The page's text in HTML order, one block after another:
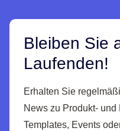
Bleiben Sie
Laufenden!
Erhalten Sie
News zu Produkt-
Templates, Events